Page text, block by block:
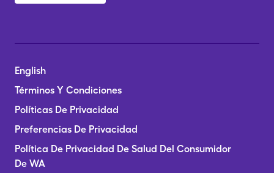
English
Términos Y Condiciones
Políticas De Privacidad
Preferencias De Privacidad
Política De Privacidad De Salud Del Consumidor
De WA